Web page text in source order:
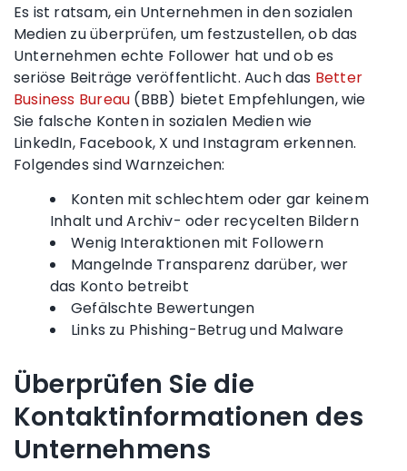
Es ist ratsam, ein Unternehmen in den sozialen
Medien zu überprüfen, um festzustellen, ob das
Unternehmen echte Follower hat und ob es
seriöse Beiträge veröffentlicht. Auch das Better
Business Bureau (BBB) bietet Empfehlungen, wie
Sie falsche Konten in sozialen Medien wie
LinkedIn, Facebook, X und Instagram erkennen.
Folgendes sind Warnzeichen:
Konten mit schlechtem oder gar keinem
Inhalt und Archiv- oder recycelten Bildern
Wenig Interaktionen mit Followern
Mangelnde Transparenz darüber, wer
das Konto betreibt
Gefälschte Bewertungen
Links zu Phishing-Betrugund Malware
Überprüfen Sie die
Kontaktinformationen des
Unternehmens